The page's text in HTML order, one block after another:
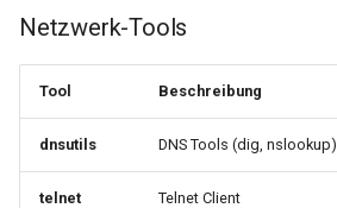
Netzwerk-Tools
Tool Beschreibung
dnsutils DNS Tools (dig, nslookup)
telnet Telnet Client